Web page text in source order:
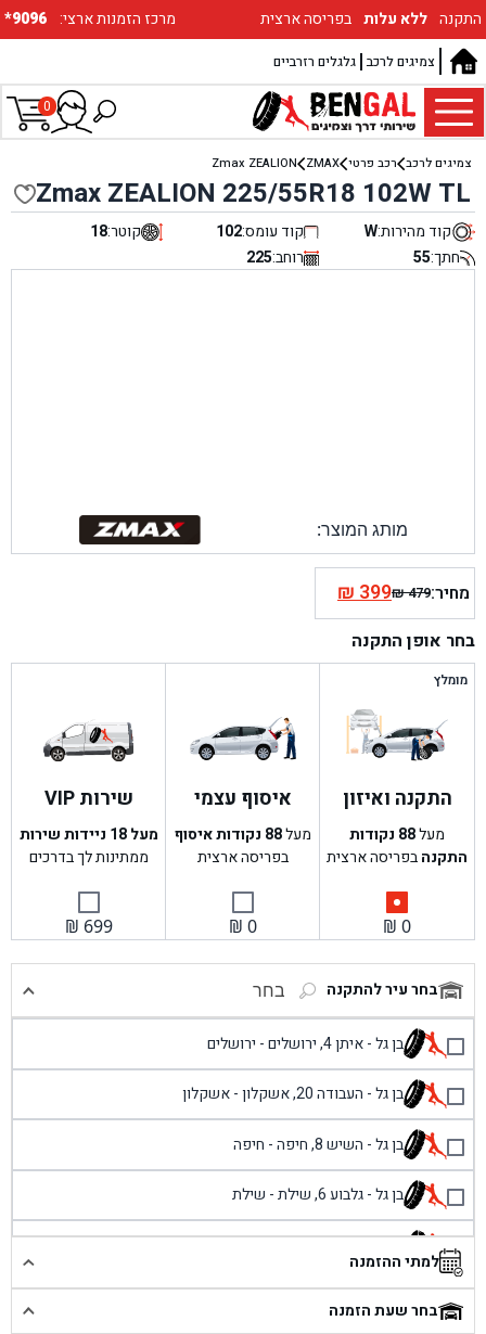
*9096 :מרכז הזמנות ארצי התקנה ללא עלות בפריסה ארצית
גלגלים רזרביים צמיגים לרכב
0
צמיגים לרכב רכב פרטי ZMAX
Zmax ZEALION
Zmax ZEALION 225/55R18 102W TL
קוד מהירות:W קוד עומס:102 קוטר:18
חתך:55 רוחב:225
מותג המוצר:
מחיר: ₪479
המחיר
המקורי
היה:
₪399המחיר
הנוכחי
הוא:
בחר אופן התקנה
מומלץ
התקנה ואיזון
מעל88 נקודות
התקנהבפריסה ארצית
₪ 0
איסוף עצמי
מעל88 נקודות איסוף
בפריסה ארצית
₪ 0
שירות VIP
מעל 18 ניידות שירות
ממתינות לך בדרכים
₪ 699
בחר עיר להתקנה בחר
בן גל - איתן 4, ירושלים - ירושלים
בן גל - העבודה 20, אשקלון - אשקלון
בן גל - השיש 8, חיפה - חיפה
בן גל - גלבוע 6, שילת - שילת
בן גל - פוריידיס, כניסה צפונית מול כביש 4 - פרדיס
בן גל - שכונת אזור תעשייה זעירה, עיילבון - עיילבון
למתי ההזמנה
בחר שעת הזמנה